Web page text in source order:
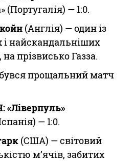
(Португалія) — 1:0.
(Англія) — один із
найскандальніших
на прізвисько Газза.
прощальний матч
«Ліверпуль»
— 1:0.
(США) — світовий
м’ячів, забитих